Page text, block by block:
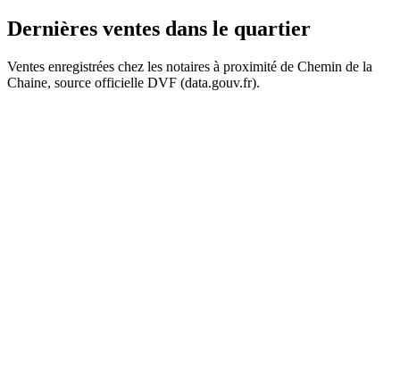
Dernières ventes dans le quartier
Ventes enregistrées chez les notaires à proximité de Chemin de la
Chaine, source officielle DVF (data.gouv.fr).